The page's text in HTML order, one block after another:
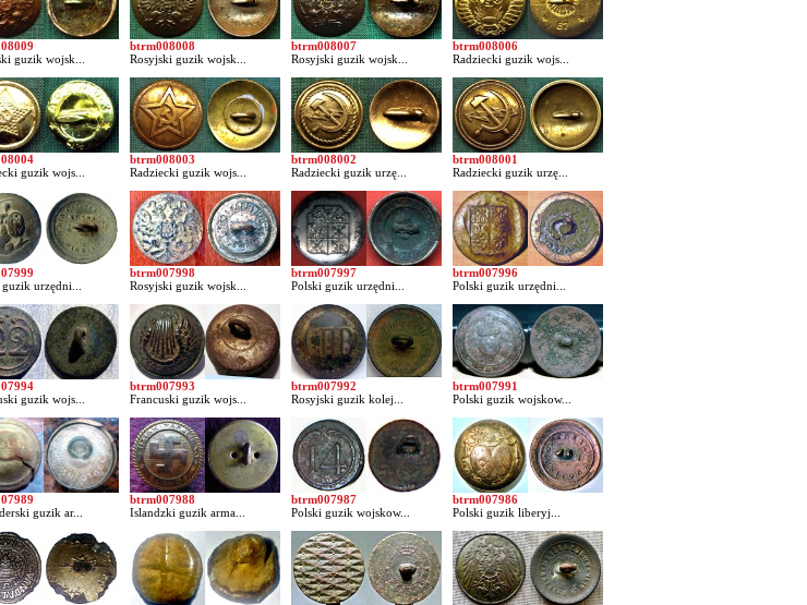
guzik wojsk...
btrm008008
Rosyjski guzik wojsk...
btrm008007
Rosyjski guzik wojsk...
btrm008006
Radziecki guzik wojs...
guzik wojs...
btrm008003
Radziecki guzik wojs...
btrm008002
Radziecki guzik urzę...
btrm008001
Radziecki guzik urzę...
urzędni...
btrm007998
Rosyjski guzik wojsk...
btrm007997
Polski guzik urzędni...
btrm007996
Polski guzik urzędni...
guzik wojs...
btrm007993
Francuski guzik wojs...
btrm007992
Rosyjski guzik kolej...
btrm007991
Polski guzik wojskow...
guzik ar...
btrm007988
Islandzki guzik arma...
btrm007987
Polski guzik wojskow...
btrm007986
Polski guzik liberyj...